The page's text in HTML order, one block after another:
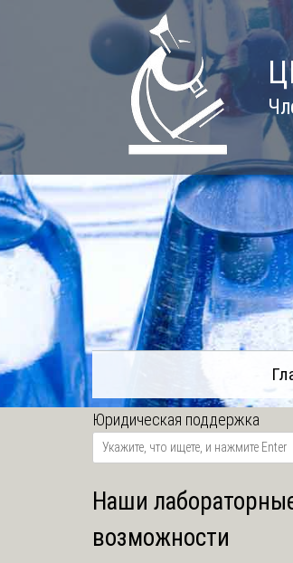
Юридическая поддержка
Наши
возможности